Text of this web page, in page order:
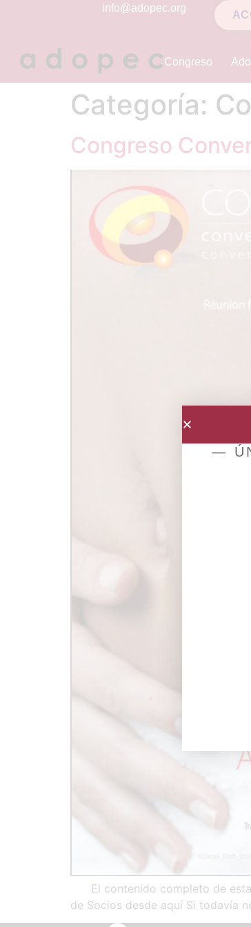
info@adopec.org
Congreso
Categoría:
Congreso
El contenido completo de esta
de Socios desde aquí Si todavía
—